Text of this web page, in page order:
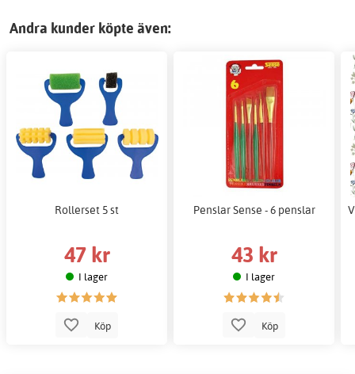
Andra kunder köpte även:
Rollerset 5 st
47 kr
I lager
Köp
Penslar Sense - 6 penslar
43 kr
I lager
Köp